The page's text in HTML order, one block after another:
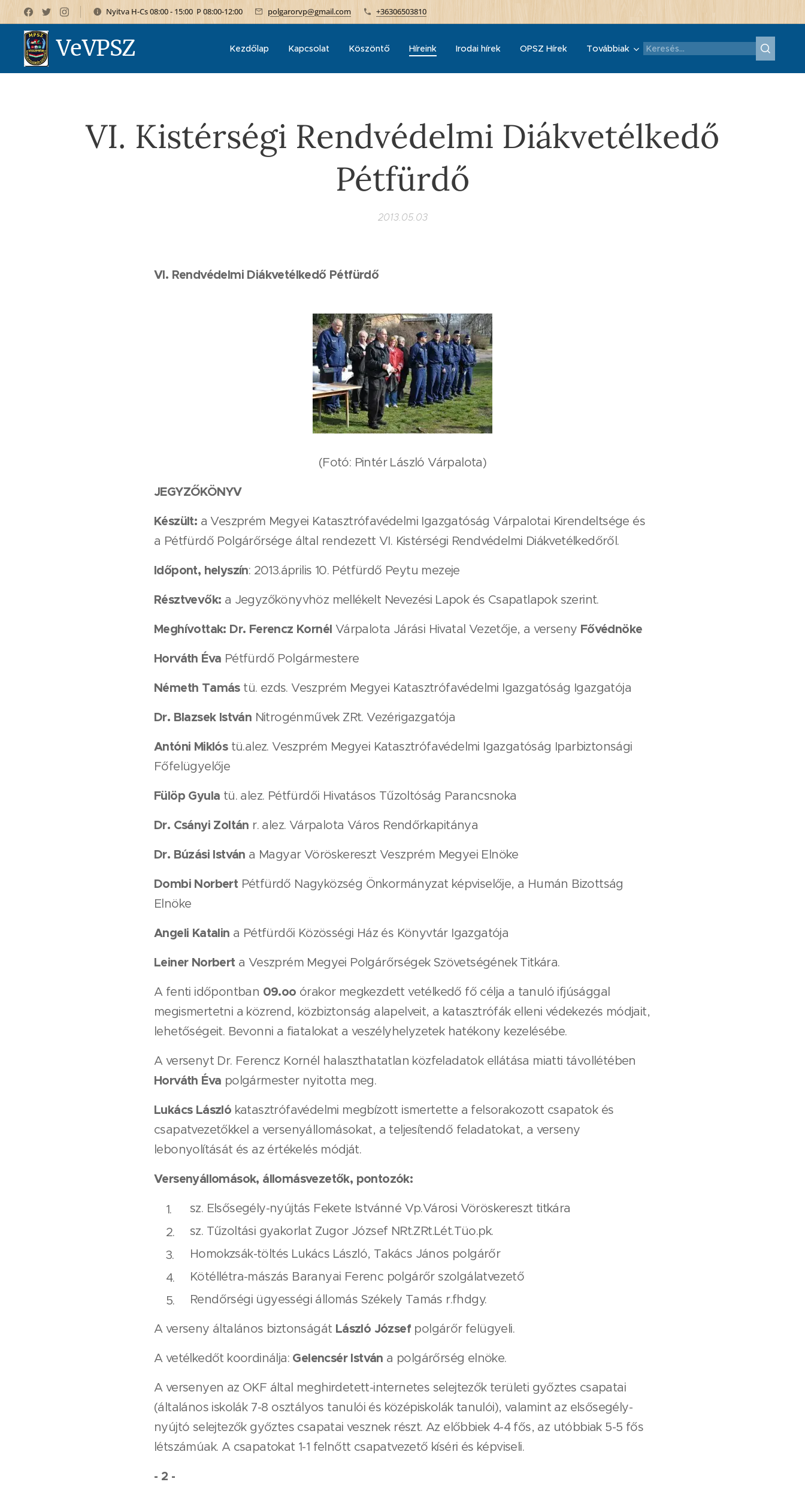
Nyitva H-Cs 08:00 - 15:00 P 08:00-12:00 polgarorvp@gmail.com +36306503810
VeVPSZ Kezdőlap Kapcsolat Köszöntő Híreink Irodai hírek OPSZ Hírek Továbbiak
VI. Kistérségi Rendvédelmi Diákvetélkedő
Pétfürdő
2013.05.03
VI. Rendvédelmi Diákvetélkedő Pétfürdő
(Fotó: Pintér László Várpalota)
JEGYZŐKÖNYV
Készült: a Veszprém Megyei Katasztrófavédelmi Igazgatóság Várpalotai Kirendeltsége és
a Pétfürdő Polgárőrsége által rendezett VI. Kistérségi Rendvédelmi Diákvetélkedőről.
Időpont, helyszín: 2013.április 10. Pétfürdő Peytu mezeje
Résztvevők: a Jegyzőkönyvhöz mellékelt Nevezési Lapok és Csapatlapok szerint.
Meghívottak: Dr. Ferencz Kornél Várpalota Járási Hivatal Vezetője, a verseny Fővédnöke
Horváth Éva Pétfürdő Polgármestere
Németh Tamástü. ezds. Veszprém Megyei Katasztrófavédelmi Igazgatóság Igazgatója
Dr. Blazsek István Nitrogénművek ZRt. Vezérigazgatója
Antóni Miklóstü.alez. Veszprém Megyei Katasztrófavédelmi Igazgatóság Iparbiztonsági
Főfelügyelője
Fülöp Gyula tü. alez. Pétfürdői Hivatásos Tűzoltóság Parancsnoka
Dr. Csányi Zoltán r. alez. Várpalota Város Rendőrkapitánya
Dr. Búzási István a Magyar Vöröskereszt Veszprém Megyei Elnöke
Dombi NorbertPétfürdő Nagyközség Önkormányzat képviselője, a Humán Bizottság
Elnöke
Angeli Katalin a Pétfürdői Közösségi Ház és Könyvtár Igazgatója
Leiner Norberta Veszprém Megyei Polgárőrségek Szövetségének Titkára.
A fenti időpontban 09.oo órakor megkezdett vetélkedő fő célja a tanuló ifjúsággal
megismertetni a közrend, közbiztonság alapelveit, a katasztrófák elleni védekezés módjait,
lehetőségeit. Bevonni a fiatalokat a veszélyhelyzetek hatékony kezelésébe.
A versenyt Dr. Ferencz Kornél halaszthatatlan közfeladatok ellátása miatti távollétében
Horváth Éva polgármester nyitotta meg.
Lukács László katasztrófavédelmi megbízott ismertette a felsorakozott csapatok és
csapatvezetőkkel a versenyállomásokat, a teljesítendő feladatokat, a verseny
lebonyolítását és az értékelés módját.
Versenyállomások, állomásvezetők, pontozók:
sz. Elsősegély-nyújtás Fekete Istvánné Vp.Városi Vöröskereszt titkára
sz. Tűzoltási gyakorlat Zugor József NRt.ZRt.Lét.Tüo.pk.
Homokzsák-töltés Lukács László, Takács János polgárőr
Kötéllétra-mászás Baranyai Ferenc polgárőr szolgálatvezető
Rendőrségi ügyességi állomás Székely Tamás r.fhdgy.
A verseny általános biztonságát László Józsefpolgárőr felügyeli.
A vetélkedőt koordinálja: Gelencsér István a polgárőrség elnöke.
A versenyen az OKF által meghirdetett-internetes selejtezők területi győztes csapatai
(általános iskolák 7-8 osztályos tanulói és középiskolák tanulói), valamint az elsősegély-
nyújtó selejtezők győztes csapatai vesznek részt. Az előbbiek 4-4 fős, az utóbbiak 5-5 fős
létszámúak. A csapatokat 1-1 felnőtt csapatvezető kíséri és képviseli.
- 2 -